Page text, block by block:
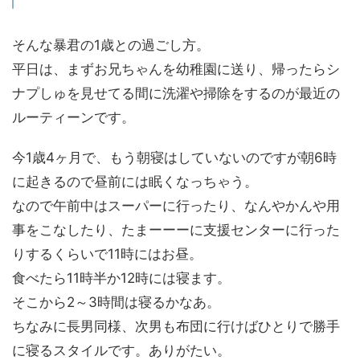
そんな暴君の1歳との過ごし方。
平日は、まずお兄ちゃんを幼稚園に送り、帰ったらシ
ナプしゅを見せてる間に洗濯や掃除をするのが最近の
ルーティーンです。
今1歳4ヶ月で、もう朝寝はしていないのですが朝6時
に起きるので昼前には眠くなっちゃう。
なので午前中はスーパーに行ったり、なんやかんや用
事をこなしたり、たまーーーに支援センターに行った
りするくらいで11時にはお昼。
食べたら11時半か12時には寝ます。
そこから2～3時間は寝るかなあ。
ちなみに長男同様、次男も布団に行けばひとりで勝手
に寝るスタイルです。ありがたい。